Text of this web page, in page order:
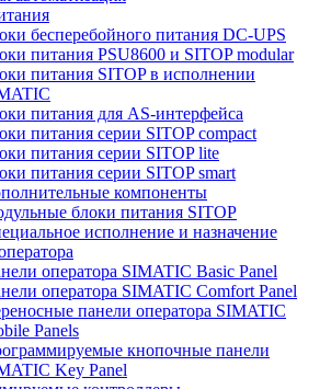
бесперебойного питания DC-UPS
питания PSU8600 и SITOP modular
питания SITOP в исполнении
питания для AS-интерфейса
питания серии SITOP compact
питания серии SITOP lite
питания серии SITOP smart
компоненты
блоки питания SITOP
исполнение и назначение
оператора SIMATIC Basic Panel
оператора SIMATIC Comfort Panel
панели оператора SIMATIC
Panels
кнопочные панели
Key Panel